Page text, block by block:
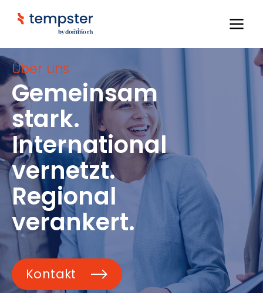
Über uns
Gemeinsam
stark.
International
vernetzt.
Regional
verankert.
Kontakt